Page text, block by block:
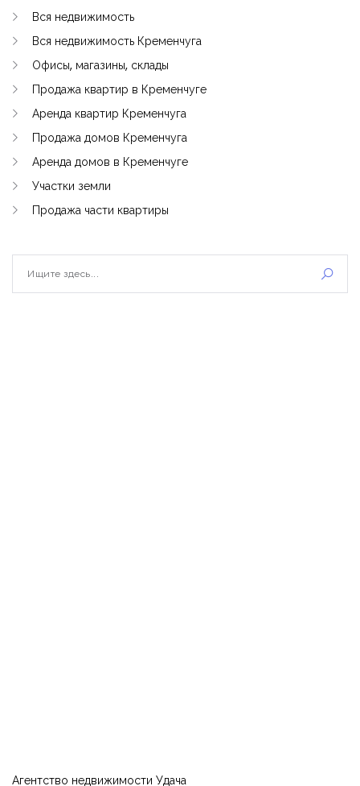
Вся недвижимость
Вся недвижимость Кременчуга
Офисы, магазины, склады
Продажа квартир в Кременчуге
Аренда квартир Кременчуга
Продажа домов Кременчуга
Аренда домов в Кременчуге
Участки земли
Продажа части квартиры
Агентство недвижимости Удача